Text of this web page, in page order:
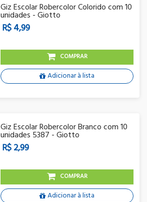
Giz Escolar Robercolor Colorido com 10
unidades - Giotto
R$ 4,99
COMPRAR
Adicionar à lista
Giz Escolar Robercolor Branco com 10
unidades 5387 - Giotto
R$ 2,99
COMPRAR
Adicionar à lista